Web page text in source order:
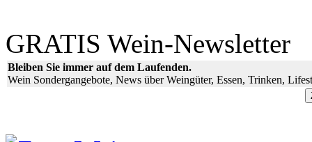
GRATIS Wein-Newsletter
Bleiben Sie immer auf dem Laufenden.
Wein Sondergangebote, News über Weingüter, Essen, Trinken,